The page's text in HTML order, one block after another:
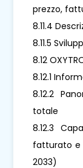
prezzo,
8.11.4
8.11.5
8.12
8.12.1
8.12.2
totale
8.12.3
fatturato e
2033)